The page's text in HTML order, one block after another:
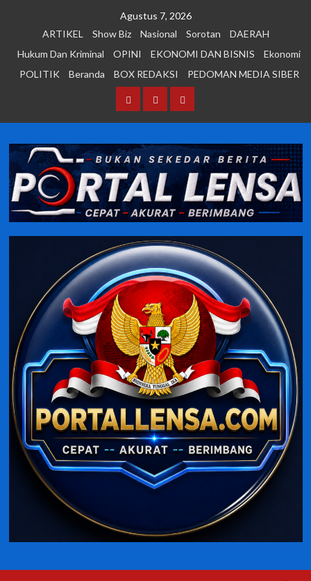
Agustus 7, 2026
ARTIKEL
Show Biz Nasional Sorotan
DAERAH
Hukum Dan Kriminal
OPINI EKONOMI DAN BISNIS
Ekonomi
POLITIK
Beranda BOX REDAKSI PEDOMAN MEDIA SIBER
BerandaBOX PEDOMAN
SIBER